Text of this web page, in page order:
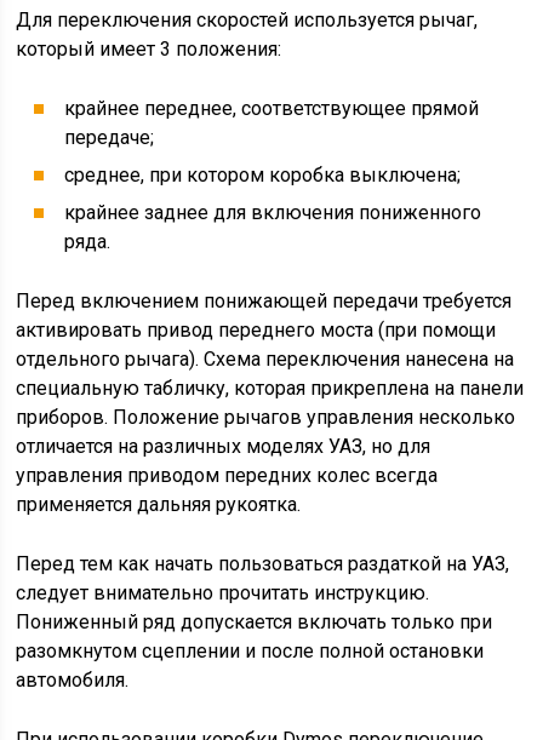
Для переключения скоростей используется рычаг,
который имеет 3 положения:
крайнее переднее, соответствующее прямой
передаче;
среднее, при котором коробка выключена;
крайнее заднее для включения пониженного
ряда.
Перед включением понижающей передачи требуется
активировать привод переднего моста (при помощи
отдельного рычага). Схема переключения нанесена на
специальную табличку, которая прикреплена на панели
приборов. Положение рычагов управления несколько
отличается на различных моделях УАЗ, но для
управления приводом передних колес всегда
применяется дальняя рукоятка.
Перед тем как начать пользоваться раздаткой на УАЗ,
следует внимательно прочитать инструкцию.
Пониженный ряд допускается включать только при
разомкнутом сцеплении и после полной остановки
автомобиля.